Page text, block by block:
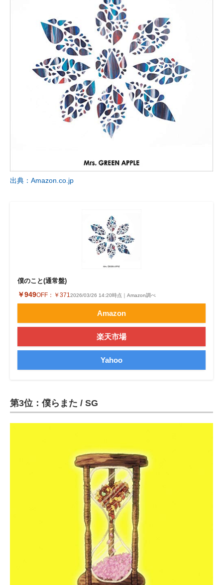
出典：Amazon.co.jp
僕のこと(通常盤)
￥949OFF： ￥3712026/03/26 14:20時点｜Amazon調べ
Amazon
楽天市場
Yahoo
第3位：僕らまた / SG